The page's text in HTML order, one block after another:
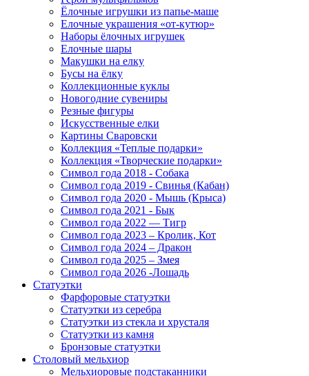
Ёлочные игрушки из папье-маше
Елочные украшения «от-кутюр»
Наборы ёлочных игрушек
Елочные шары
Макушки на елку
Бусы на ёлку
Коллекционные куклы
Новогодние сувениры
Резные фигуры
Искусственные елки
Картины Сваровски
Коллекция «Теплые подарки»
Коллекция «Творческие подарки»
Символ года 2018 - Собака
Символ года 2019 - Свинья (Кабан)
Символ года 2020 - Мышь (Крыса)
Символ года 2021 - Бык
Символ года 2022 — Тигр
Символ года 2023 – Кролик, Кот
Символ года 2024 – Дракон
Символ года 2025 – Змея
Символ года 2026 -Лошадь
Статуэтки
Фарфоровые статуэтки
Статуэтки из серебра
Статуэтки из стекла и хрусталя
Статуэтки из камня
Бронзовые статуэтки
Столовый мельхиор
Мельхиоровые подстаканники